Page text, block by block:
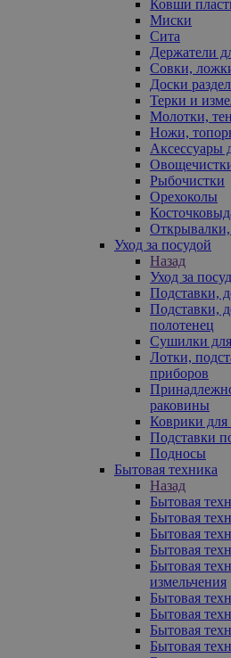
Ковши
Миски
Сита
Держатели
Совки,
Доски
Терки и
Молотки,
Ножи,
Аксессуары
Рыбочистки
Орехоколы
Уход за посудой
Назад
Уход за
Подставки,
Подставки,
полотенец
Сушилки
Лотки,
приборов
раковины
Коврики
Подставки
Подносы
Бытовая техника
Назад
Бытовая
Бытовая
Бытовая
Бытовая
Бытовая
измельчения
Бытовая
Бытовая
Бытовая
Бытовая